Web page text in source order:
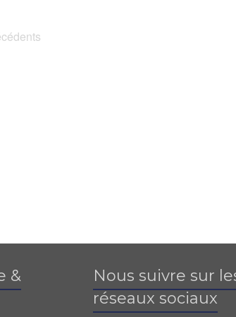
&
Nous suivre sur
réseaux sociaux